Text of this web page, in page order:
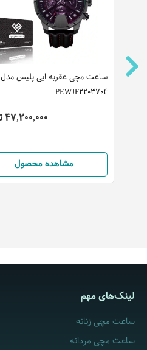
ساعت مچی عقربه ایی پلیس مدل
PEWJF2203704
47,200,000 تومان
مشاهده محصول
لینک‌های مهم
ساعت مچی زنانه
ساعت مچی مردانه